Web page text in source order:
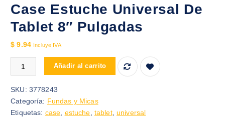
Case Estuche Universal De
Tablet 8″ Pulgadas
$ 9.94 Incluye IVA
Case Estuche Universal De Tablet 8″ Pulgadas cantidad
Añadir al carrito
SKU: 3778243
Categoría: Fundas y Micas
Etiquetas: case, estuche, tablet, universal